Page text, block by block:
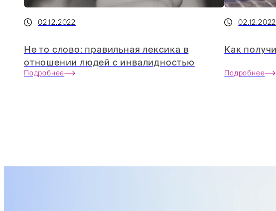
02.12.2022
Не то слово: правильная лексика в
отношении людей с инвалидностью
Подробнее
02.12.2022
Как
Подробнее